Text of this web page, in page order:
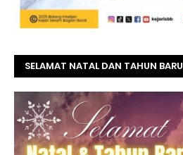
SELAMAT NATAL DAN TAHUN BARU